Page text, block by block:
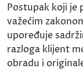
Postupak koji je
važećim
upoređuje
razloga klijent
obradu i